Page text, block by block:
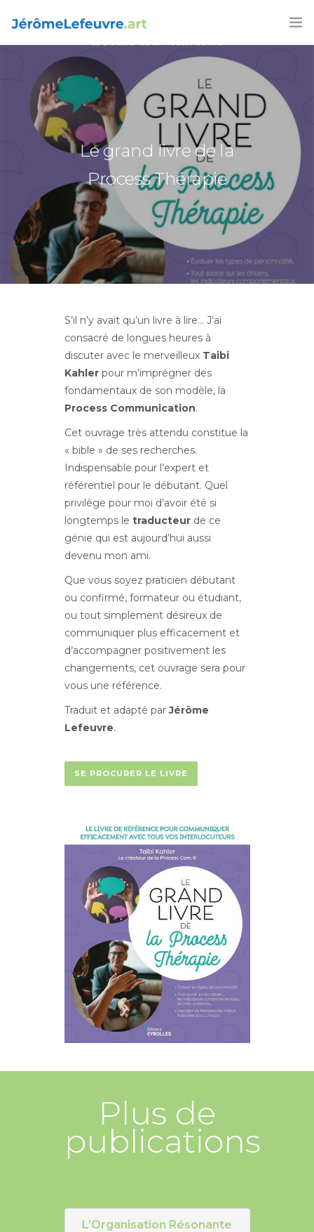
FORMATIONS
AGENDA 2025-26
ARTICLES
CONTACT
FRANÇAIS
Le grand livre de la
Process Thérapie
S’il n’y avait qu’un livre à lire… J’ai
consacré de longues heures à
discuter avec le merveilleux Taibi
Kahlerpour m’imprégner des
fondamentaux de son modèle, la
Process Communication.
Cet ouvrage très attendu constitue la
« bible » de ses recherches.
Indispensable pour l’expert et
référentiel pour le débutant. Quel
privilège pour moi d’avoir été si
longtemps le traducteurde ce
génie qui est aujourd’hui aussi
devenu mon ami.
Que vous soyez praticien débutant
ou confirmé, formateur ou étudiant,
ou tout simplement désireux de
communiquer plus efficacement et
d’accompagner positivement les
changements, cet ouvrage sera pour
vous une référence.
Traduit et adapté parJérôme
Lefeuvre.
SE PROCURER LE LIVRE
Plus de
publications
L’Organisation Résonante